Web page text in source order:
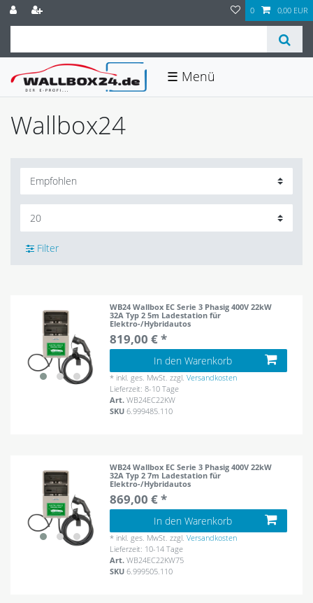
0 0,00 EUR
☰
Wallbox24
Filter
WB24 Wallbox EC Serie 3 Phasig 400V 22kW
32A Typ 2 5m Ladestation für
Elektro-/Hybridautos
819,00 € *
In den Warenkorb
* inkl. ges. MwSt. zzgl.Versandkosten
Lieferzeit: 8-10 Tage
Art.WB24EC22KW
SKU6.999485.110
WB24 Wallbox EC Serie 3 Phasig 400V 22kW
32A Typ 2 7m Ladestation für
Elektro-/Hybridautos
869,00 € *
In den Warenkorb
* inkl. ges. MwSt. zzgl.Versandkosten
Lieferzeit: 10-14 Tage
Art.WB24EC22KW75
SKU6.999505.110